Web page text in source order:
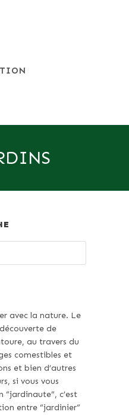
avec la nature. Le
de
au travers du
comestibles et
et bien d’autres
si vous vous
“jardinaute”, c’est
entre “jardinier”